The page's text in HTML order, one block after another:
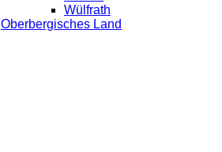
Wülfrath
Oberbergisches Land